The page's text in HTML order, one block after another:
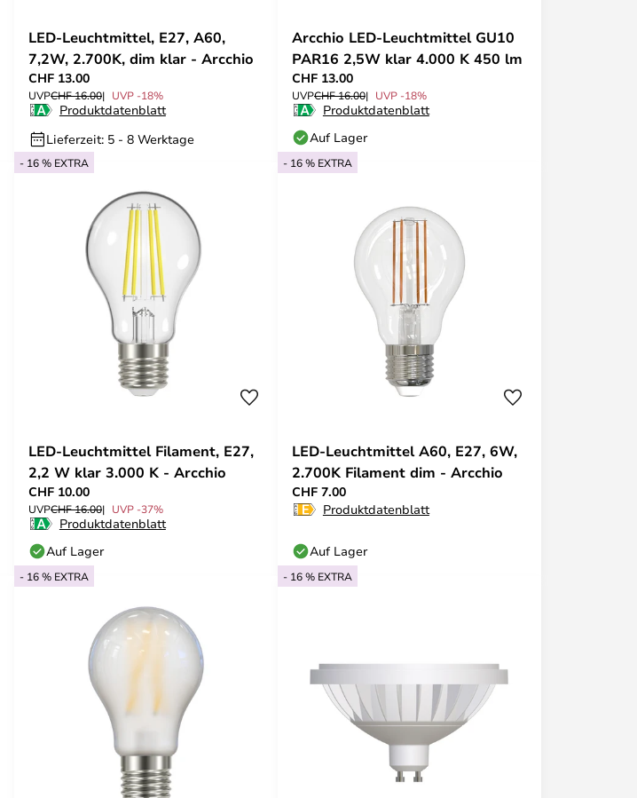
LED-Leuchtmittel, E27, A60,
7,2W, 2.700K, dim klar - Arcchio
CHF 13.00
UVPCHF 16.00 UVP -18%
Produktdatenblatt
Lieferzeit: 5 - 8 Werktage
Arcchio LED-Leuchtmittel GU10
PAR16 2,5W klar 4.000 K 450 lm
CHF 13.00
UVPCHF 16.00 UVP -18%
Produktdatenblatt
Auf Lager
- 16 % EXTRA
LED-Leuchtmittel Filament, E27,
2,2 W klar 3.000 K - Arcchio
CHF 10.00
UVPCHF 16.00 UVP -37%
Produktdatenblatt
Auf Lager
- 16 % EXTRA
LED-Leuchtmittel A60, E27, 6W,
2.700K Filament dim - Arcchio
CHF 7.00
Produktdatenblatt
Auf Lager
- 16 % EXTRA - 16 % EXTRA